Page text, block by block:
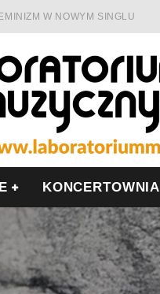
W NOWYM SINGLU
SAMOTNOŚĆ I OPÓR
A PAMIĘCIĄ
DUALISIS
JAZZFONIĘ O POLSCE
KONCERTOWNIA